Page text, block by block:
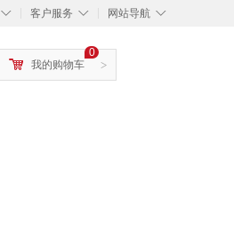
◇ ◇
客户服务 ◇
网站导航
>
0
我的购物车